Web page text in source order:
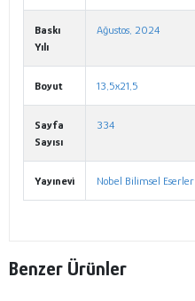
Baskı
Yılı
Ağustos, 2024
Boyut 13,5x21,5
Sayfa
Sayısı
334
Yayınevi Nobel Bilimsel Eserler
Benzer Ürünler